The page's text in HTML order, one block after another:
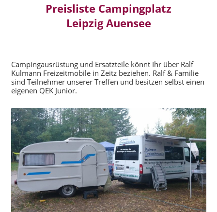
Preisliste Campingplatz
Leipzig Auensee
Campingausrüstung und Ersatzteile könnt Ihr über Ralf
Kulmann Freizeitmobile in Zeitz beziehen. Ralf & Familie
sind Teilnehmer unserer Treffen und besitzen selbst einen
eigenen QEK Junior.